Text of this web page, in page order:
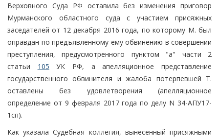
Верховного Суда РФ оставила без изменения приговор
Мурманского областного суда с участием присяжных
заседателей от 12 декабря 2016 года, по которому М. был
оправдан по предъявленному ему обвинению в совершении
преступления, предусмотренного пунктом "а" части 2
статьи 105 УК РФ, а апелляционное представление
государственного обвинителя и жалоба потерпевшей Т.
оставлены без удовлетворения (апелляционное
определение от 9 февраля 2017 года по делу N 34-АПУ17-
1сп).
Как указала Судебная коллегия, вынесенный присяжными